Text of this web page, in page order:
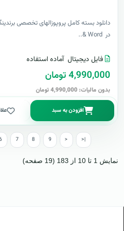
دانلود بسته کامل پروپوزالهای تخصصی
در Word &..
فایل دیجیتال آماده استفاده
4,990,000 تومان
بدون مالیات: 4,990,000 تومان
افزودن به سبد
7 8 9 > >|
نمایش 1 تا 10 از 183 (19 صفحه)